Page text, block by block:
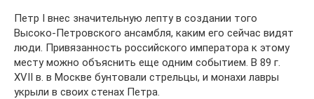
Петр I внес значительную лепту в создании того
Высоко-Петровского ансамбля, каким его сейчас видят
люди. Привязанность российского императора к этому
месту можно объяснить еще одним событием. В 89 г.
XVII в. в Москве бунтовали стрельцы, и монахи лавры
укрыли в своих стенах Петра.